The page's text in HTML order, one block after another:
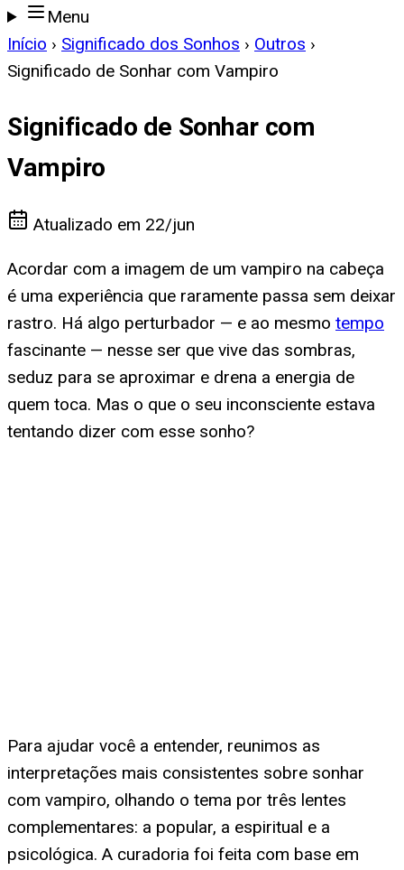
Menu
Início › Significado dos Sonhos › Outros ›
Significado de Sonhar com Vampiro
Significado de Sonhar com
Vampiro
Atualizado em 22/jun
Acordar com a imagem de um vampiro na cabeça
é uma experiência que raramente passa sem deixar
rastro. Há algo perturbador — e ao mesmo tempo
fascinante — nesse ser que vive das sombras,
seduz para se aproximar e drena a energia de
quem toca. Mas o que o seu inconsciente estava
tentando dizer com esse sonho?
Para ajudar você a entender, reunimos as
interpretações mais consistentes sobre sonhar
com vampiro, olhando o tema por três lentes
complementares: a popular, a espiritual e a
psicológica. A curadoria foi feita com base em